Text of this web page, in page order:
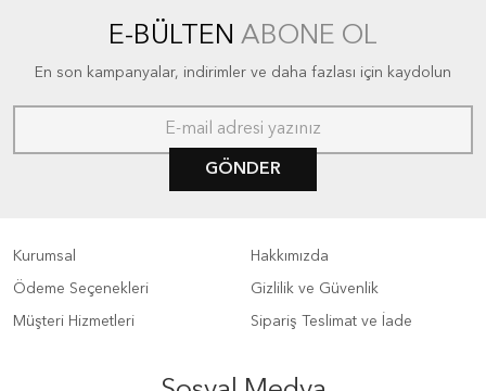
E-BÜLTEN ABONE OL
En son kampanyalar, indirimler ve daha fazlası için kaydolun
GÖNDER
Kurumsal
Ödeme Seçenekleri
Müşteri Hizmetleri
Hakkımızda
Gizlilik ve Güvenlik
Sipariş Teslimat ve İade